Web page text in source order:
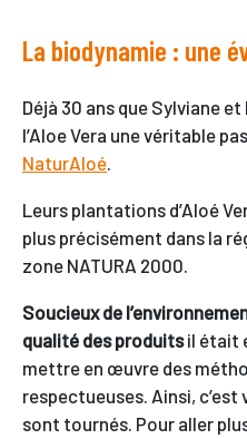
La biodynamie : une
Déjà 30 ans que Sylviane
l’Aloe Vera une véritable
NaturAloé.
Leurs plantations d’Aloé
plus précisément dans la
zone NATURA 2000.
Soucieux de
qualité des produitsil était
mettre en œuvre des
respectueuses. Ainsi, c’est
sont tournés. Pour aller